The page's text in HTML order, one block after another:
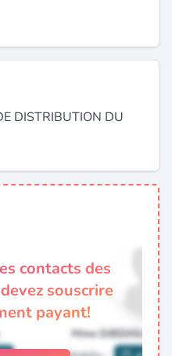
DISTRIBUTION DU
contacts des
souscrire
payant!